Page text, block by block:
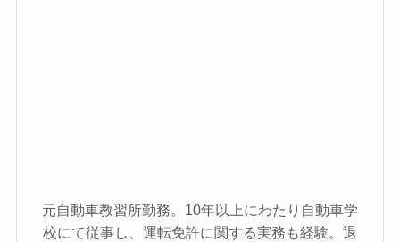
元自動車教習所勤務。10年以上にわたり自動車学
校にて従事し、運転免許に関する実務も経験。退